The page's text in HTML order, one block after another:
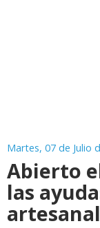
Martes, 07 de Julio
Abierto
las